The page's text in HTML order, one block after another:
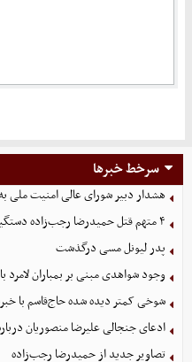
سرخط خبرها
هشدار دبیر شورای عالی امنیت ملی به
۴ متهم قتل حمیدرضا رجب‌زاده دستگیر شدند
پدر لیونل مسی درگذشت
وجود شواهدی مبنی بر بمباران لامرد
شوخی کمتر دیده شده حاج‌قاسم با
ادعای جنجالی علیرضا منصوریان
تصاویر جدید از حمیدرضا رجب‌زاده